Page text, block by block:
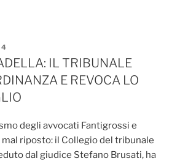
IL TRIBUNALE
E REVOCA LO
degli avvocati Fantigrossi e
riposto: il Collegio del tribunale
dal giudice Stefano Brusati, ha